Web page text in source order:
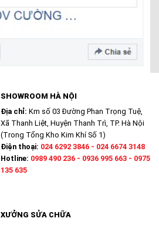
SHOWROOM HÀ NỘI
Địa chỉ: Km số 03 Đường Phan Trọng Tuệ,
Xã Thanh Liệt, Huyện Thanh Trì, TP. Hà Nội
(Trong Tổng Kho Kim Khí Số 1)
Điện thoại: 024 6292 3846 - 024 6674 3148
Hotline: 0989 490 236 - 0936 995 663 - 0975
135 635
XƯỞNG SỬA CHỮA